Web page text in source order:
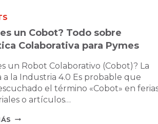
un Cobot? Todo sobre
Colaborativa para Pymes
un Robot Colaborativo (Cobot)? La
a la Industria 4.0 Es probable que
el término «Cobot» en
o artículos…
¿QUÉ